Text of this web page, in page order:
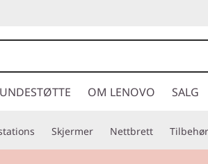
OM LENOVO SALG
Skjermer Nettbrett Tilbehør